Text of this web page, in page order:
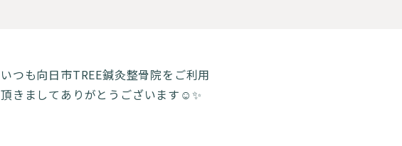
いつも向日市TREE鍼灸整骨院をご利用
頂きましてありがとうございます☺️✨